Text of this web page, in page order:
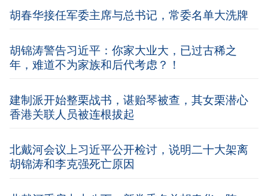
胡春华接任军委主席与总书记，常委名单大洗牌
胡锦涛警告习近平：你家大业大，已过古稀之
年，难道不为家族和后代考虑？！
建制派开始整栗战书，谌贻琴被查，其女栗潜心
香港关联人员被连根拔起
北戴河会议上习近平公开检讨，说明二十大架离
胡锦涛和李克强死亡原因